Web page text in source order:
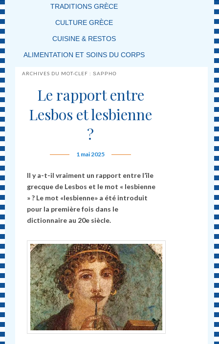
TRADITIONS GRÈCE
CULTURE GRÈCE
CUISINE & RESTOS
ALIMENTATION ET SOINS DU CORPS
ARCHIVES DU MOT-CLEF :SAPPHO
Le rapport entre
Lesbos et lesbienne
?
1 mai 2025
Il y a-t-il vraiment un rapport entre l’île
grecque de Lesbos et le mot « lesbienne
» ? Le mot «lesbienne» a été introduit
pour la première fois dans le
dictionnaire au 20e siècle.